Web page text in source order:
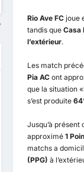
Rio Ave FCjoue
tandis que Casa
l’extérieur.
Les match
Pia ACont
que la situation
s’est produite
Jusqu’à présent
approximé 1
matchs a
(PPG) à